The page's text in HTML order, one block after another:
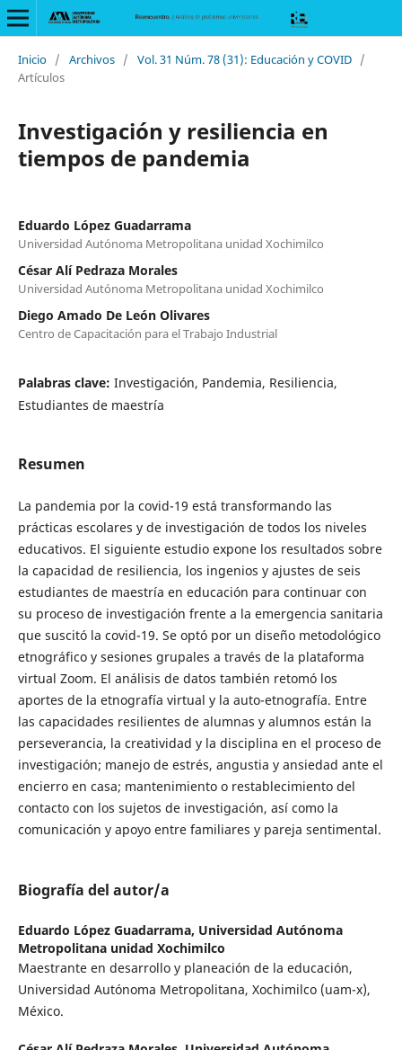
Inicio / Archivos / Vol. 31 Núm. 78 (31): Educación y COVID /
Artículos
Investigación y resiliencia en
tiempos de pandemia
Eduardo López Guadarrama
Universidad Autónoma Metropolitana unidad Xochimilco
César Alí Pedraza Morales
Universidad Autónoma Metropolitana unidad Xochimilco
Diego Amado De León Olivares
Centro de Capacitación para el Trabajo Industrial
Palabras clave: Investigación, Pandemia, Resiliencia,
Estudiantes de maestría
Resumen
La pandemia por la covid-19 está transformando las
prácticas escolares y de investigación de todos los niveles
educativos. El siguiente estudio expone los resultados sobre
la capacidad de resiliencia, los ingenios y ajustes de seis
estudiantes de maestría en educación para continuar con
su proceso de investigación frente a la emergencia sanitaria
que suscitó la covid-19. Se optó por un diseño metodológico
etnográfico y sesiones grupales a través de la plataforma
virtual Zoom. El análisis de datos también retomó los
aportes de la etnografía virtual y la auto-etnografía. Entre
las capacidades resilientes de alumnas y alumnos están la
perseverancia, la creatividad y la disciplina en el proceso de
investigación; manejo de estrés, angustia y ansiedad ante el
encierro en casa; mantenimiento o restablecimiento del
contacto con los sujetos de investigación, así como la
comunicación y apoyo entre familiares y pareja sentimental.
Biografía del autor/a
Eduardo López Guadarrama, Universidad Autónoma
Metropolitana unidad Xochimilco
Maestrante en desarrollo y planeación de la educación,
Universidad Autónoma Metropolitana, Xochimilco (uam-x),
México.